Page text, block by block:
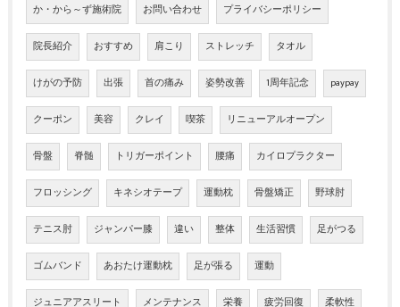
か・から～ず施術院 お問い合わせ プライバシーポリシー
院長紹介 おすすめ 肩こり ストレッチ タオル
けがの予防 出張 首の痛み 姿勢改善 1周年記念 paypay
クーポン 美容 クレイ 喫茶 リニューアルオープン
骨盤 脊髄 トリガーポイント 腰痛 カイロプラクター
フロッシング キネシオテープ 運動枕 骨盤矯正 野球肘
テニス肘 ジャンパー膝 違い 整体 生活習慣 足がつる
ゴムバンド あおたけ運動枕 足が張る 運動
ジュニアアスリート メンテナンス 栄養 疲労回復 柔軟性